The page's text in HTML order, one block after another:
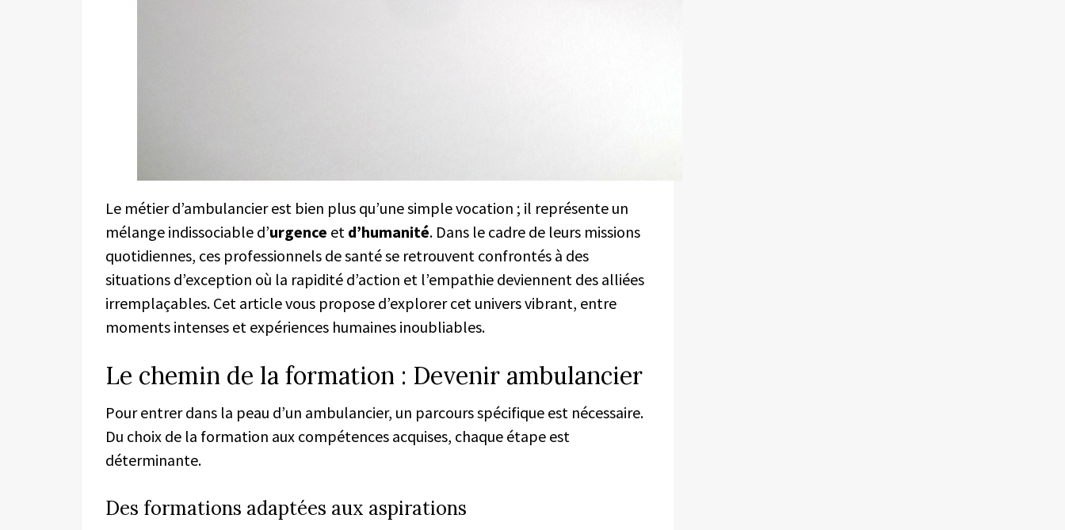
Le métier d’ambulancier est bien plus qu’une simple vocation ; il représente un
mélange indissociable d’urgence et d’humanité. Dans le cadre de leurs missions
quotidiennes, ces professionnels de santé se retrouvent confrontés à des
situations d’exception où la rapidité d’action et l’empathie deviennent des alliées
irremplaçables. Cet article vous propose d’explorer cet univers vibrant, entre
moments intenses et expériences humaines inoubliables.
Le chemin de la formation : Devenir ambulancier
Pour entrer dans la peau d’un ambulancier, un parcours spécifique est nécessaire.
Du choix de la formation aux compétences acquises, chaque étape est
déterminante.
Des formations adaptées aux aspirations